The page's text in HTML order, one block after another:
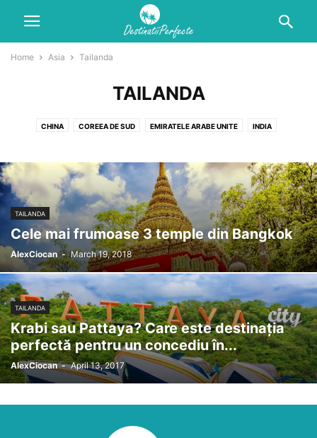
Home Asia Tailanda
TAILANDA
CHINA COREEA DE SUD EMIRATELE ARABE UNITE INDIA
TAILANDA
Cele mai frumoase 3 temple din Bangkok
AlexCiocan - March 19, 2018
TAILANDA
Krabi sau Pattaya? Care este destinația
perfectă pentru un concediu în...
AlexCiocan - April 13, 2017